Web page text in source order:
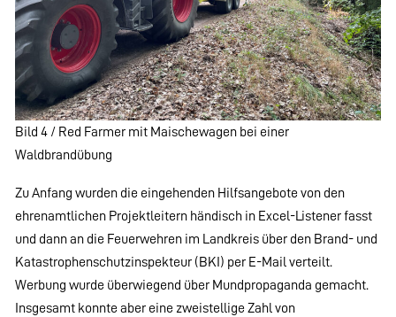
Bild 4 / Red Farmer mit Maischewagen bei einer
Waldbrandübung
Zu Anfang wurden die eingehenden Hilfsangebote von den
ehrenamtlichen Projektleitern händisch in Excel-Listener fasst
und dann an die Feuerwehren im Landkreis über den Brand- und
Katastrophenschutzinspekteur (BKI) per E-Mail verteilt.
Werbung wurde überwiegend über Mundpropaganda gemacht.
Insgesamt konnte aber eine zweistellige Zahl von